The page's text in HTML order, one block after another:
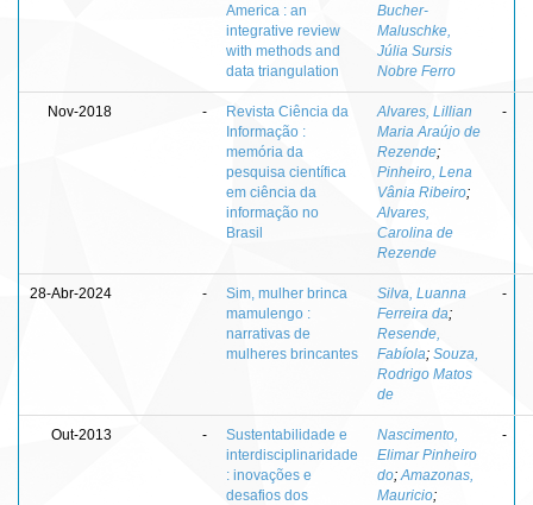
America : an
integrative review
with methods and
data triangulation
Bucher-
Maluschke,
Júlia Sursis
Nobre Ferro
Nov-2018 -
Revista Ciência da
Informação :
memória da
pesquisa científica
em ciência da
informação no
Brasil
Alvares, Lillian
Maria Araújo de
Rezende;
Pinheiro, Lena
Vânia Ribeiro;
Alvares,
Carolina de
Rezende
-
28-Abr-2024 -
Sim, mulher brinca
mamulengo :
narrativas de
mulheres brincantes
Silva, Luanna
Ferreira da;
Resende,
Fabíola; Souza,
Rodrigo Matos
de
-
Out-2013 -
Sustentabilidade e
interdisciplinaridade
: inovações e
desafios dos
Nascimento,
Elimar Pinheiro
do; Amazonas,
Mauricio;
-